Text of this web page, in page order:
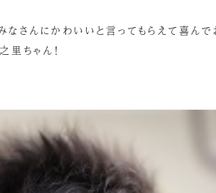
さんにかわいいと言ってもらえて喜んで
里ちゃん！